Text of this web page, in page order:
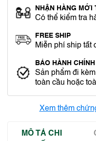
NHẬN HÀNG MỚI
Có thể kiểm tra
FREE SHIP
Miễn phí ship tất
BẢO HÀNH
Sản phẩm đi
toàn cầu hoặc
Xem thêm
MÔ TẢ CHI